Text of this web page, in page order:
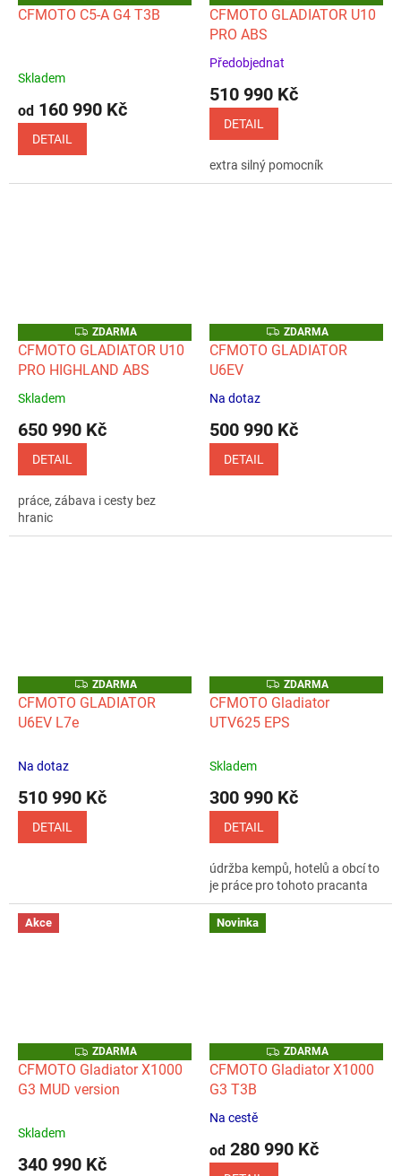
D
A
CFMOTO C5-A G4 T3B
Skladem
od 160 990 Kč
DETAIL
D
A
A
CFMOTO GLADIATOR U10
PRO ABS
Průměrné
produktu
5,0
5
hvězdiček.
Předobjednat
510 990 Kč
DETAIL
extra silný pomocník
Z
D
A
R
ZDARMA
CFMOTO GLADIATOR U10
PRO HIGHLAND ABS
Průměrné
produktu
5,0
5
hvězdiček.
Skladem
650 990 Kč
DETAIL
práce, zábava i cesty bez
hranic
Z
D
A
ZDARMA
CFMOTO GLADIATOR
U6EV
Průměrné
produktu
5,0
Na dotaz
500 990 Kč
DETAIL
Z
D
A
ZDARMA
CFMOTO GLADIATOR
U6EV L7e
Na dotaz
510 990 Kč
DETAIL
Z
D
A
R
ZDARMA
CFMOTO Gladiator
UTV625 EPS
Skladem
300 990 Kč
DETAIL
údržba kempů, hotelů a obcí to
je práce pro tohoto pracanta
Akce
Z
D
A
R
ZDARMA
CFMOTO Gladiator X1000
G3 MUD version
Skladem
340 990 Kč
Novinka
Z
D
A
ZDARMA
CFMOTO Gladiator X1000
G3 T3B
Průměrné
produktu
Na cestě
od 280 990 Kč